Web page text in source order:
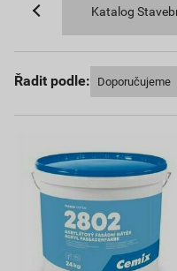
Katalog
Řadit podle: Doporučujeme